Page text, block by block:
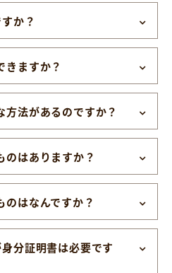
か？
きますか？
方法があるのですか？
のはありますか？
のはなんですか？
分証明書は必要です